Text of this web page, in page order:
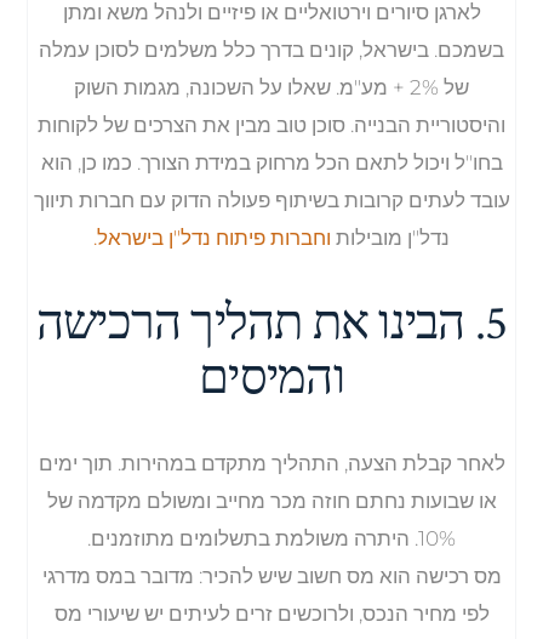
לארגן סיורים וירטואליים או פיזיים ולנהל משא ומתן
בשמכם. בישראל, קונים בדרך כלל משלמים לסוכן עמלה
של 2% + מע"מ. שאלו על השכונה, מגמות השוק
והיסטוריית הבנייה. סוכן טוב מבין את הצרכים של לקוחות
בחו"ל ויכול לתאם הכל מרחוק במידת הצורך. כמו כן, הוא
עובד לעתים קרובות בשיתוף פעולה הדוק עם חברות תיווך
נדל"ן מובילות וחברות פיתוח נדל"ן בישראל.
5. הבינו את תהליך הרכישה
והמיסים
לאחר קבלת הצעה, התהליך מתקדם במהירות. תוך ימים
או שבועות נחתם חוזה מכר מחייב ומשולם מקדמה של
10%. היתרה משולמת בתשלומים מתוזמנים.
מס רכישה הוא מס חשוב שיש להכיר: מדובר במס מדרגי
לפי מחיר הנכס, ולרוכשים זרים לעיתים יש שיעורי מס